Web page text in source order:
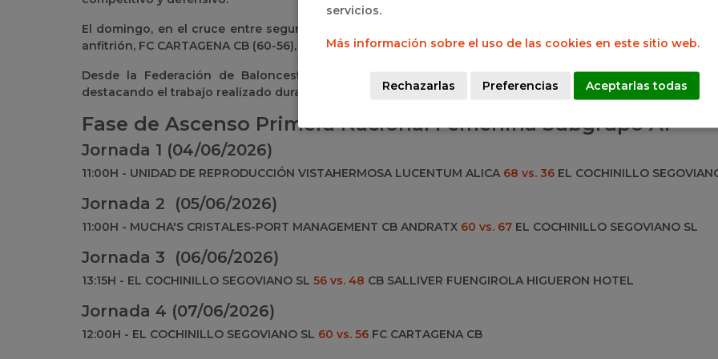
El domingo, en el cruce entre segundos clasificados, el conjunto segoviano certificó su ascenso tras
anfitrión, FC CARTAGENA CB (60-56), en un partido muy igualado que cerró una fase final de gran exigencia.
Desde la Federación de Baloncesto de Castilla y León felicitamos al conjunto segoviano por el
destacando el trabajo realizado durante toda la temporada y el rendimiento mostrado en la fase final.
Fase de Ascenso Primera Nacional Femenina Subgrupo A1
Jornada 1 (04/06/2026)
11:00H - UNIDAD DE REPRODUCCIÓN VISTAHERMOSA LUCENTUM ALICA 68 vs. 36 EL COCHINILLO
Jornada 2 (05/06/2026)
11:00H - MUCHA'S CRISTALES-PORT MANAGEMENT CB ANDRATX 60 vs. 67 EL COCHINILLO SEGOVIANO SL
Jornada 3 (06/06/2026)
13:15H - EL COCHINILLO SEGOVIANO SL 56 vs. 48 CB SALLIVER FUENGIROLA HIGUERON HOTEL
Jornada 4 (07/06/2026)
12:00H - EL COCHINILLO SEGOVIANO SL 60 vs. 56 FC CARTAGENA CB
servicios.
Más información sobre el uso de las cookies en este sitio web.
Rechazarlas Preferencias Aceptarlas todas